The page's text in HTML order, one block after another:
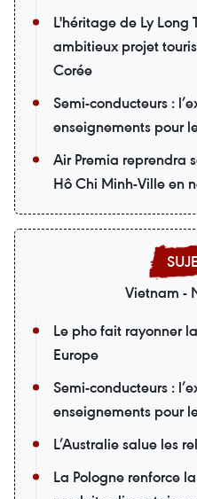
L'héritage de Ly
ambitieux projet
Corée
Semi-conducteurs :
enseignements pour
Air Premia reprendra
Hô Chi Minh-Ville en
Vietnam -
Le pho fait rayonner
Europe
Semi-conducteurs :
enseignements pour
L’Australie salue les
La Pologne renforce